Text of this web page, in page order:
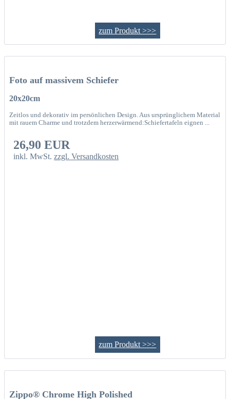
zum Produkt >>>
Foto auf massivem Schiefer
20x20cm
Zeitlos und dekorativ im persönlichen Design. Aus ursprünglichem Material
mit rauem Charme und trotzdem herzerwärmend:Schiefertafeln eignen ...
26,90 EUR
inkl. MwSt.zzgl. Versandkosten
zum Produkt >>>
Zippo® Chrome High Polished